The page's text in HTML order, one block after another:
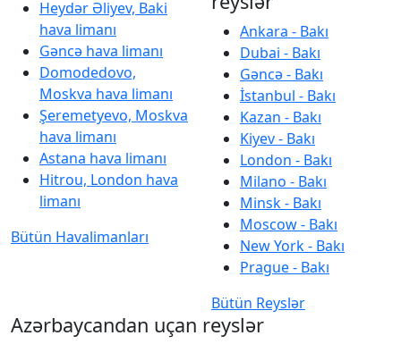
Heydər Əliyev, Baki
hava limanı
Gəncə hava limanı
Domodedovo,
Moskva hava limanı
Şeremetyevo, Moskva
hava limanı
Astana hava limanı
Hitrou, London hava
limanı
Bütün Havalimanları
Ankara - Bakı
Dubai - Bakı
Gəncə - Bakı
İstanbul - Bakı
Kazan - Bakı
Kiyev - Bakı
London - Bakı
Milano - Bakı
Minsk - Bakı
Moscow - Bakı
New York - Bakı
Prague - Bakı
Bütün Reyslər
Azərbaycandan uçan reyslər